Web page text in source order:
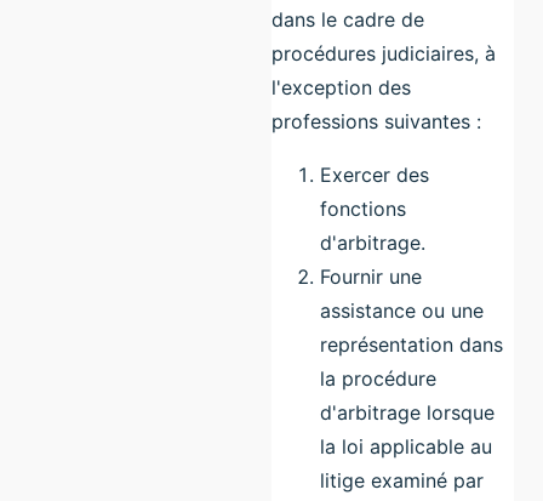
dans le cadre de
procédures judiciaires, à
l'exception des
professions suivantes :
Exercer des
fonctions
d'arbitrage.
Fournir une
assistance ou une
représentation dans
la procédure
d'arbitrage lorsque
la loi applicable au
litige examiné par